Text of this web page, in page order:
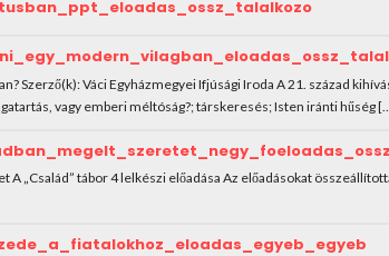
Szerző(k): Váci Egyházmegyei Ifjúsági Iroda A 21. század
vagy emberi méltóság?; társkeresés; Isten iránti hűség
A „Család” tábor 4 lelkészi előadása Az előadásokat